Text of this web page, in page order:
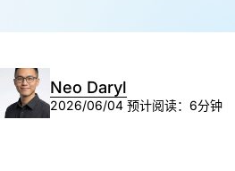
Neo Daryl
2026/06/04 预计阅读：6分钟